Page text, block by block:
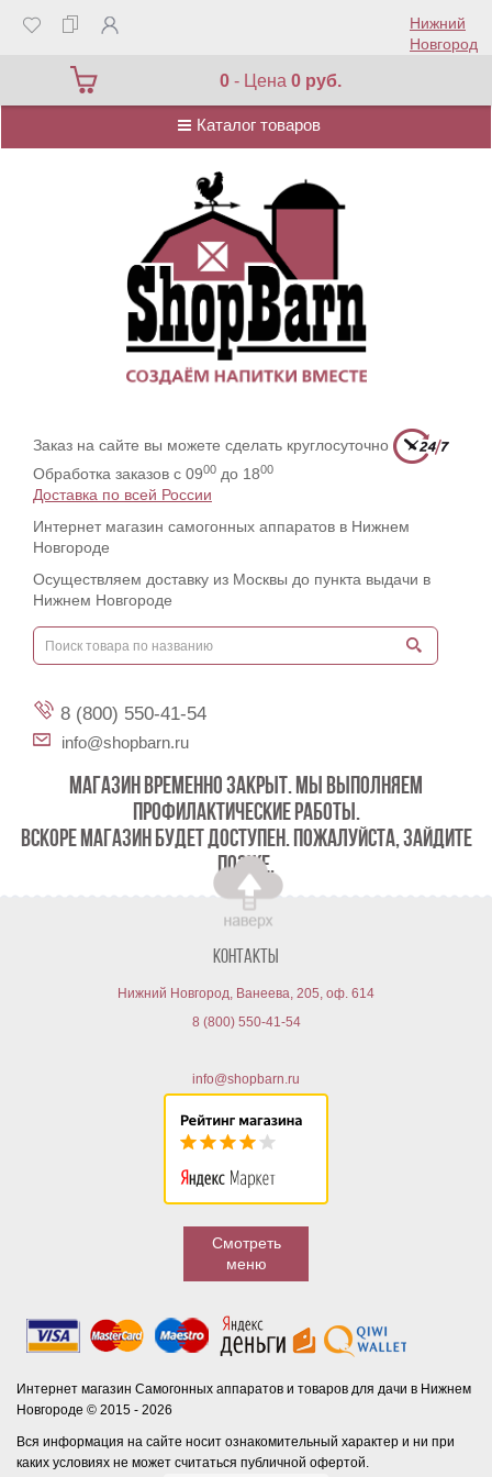
Нижний
Новгород
0 - Цена0 руб.
Каталог товаров
Каталог товаров
Заказ на сайте вы можете сделать круглосуточно
Обработка заказов с 0900 до 1800
Доставка по всей России
Интернет магазин самогонных аппаратов в Нижнем
Новгороде
Осуществляем доставку из Москвы до пункта выдачи в
Нижнем Новгороде
8 (800) 550-41-54
info@shopbarn.ru
МАГАЗИН ВРЕМЕННО ЗАКРЫТ. МЫ ВЫПОЛНЯЕМ
ПРОФИЛАКТИЧЕСКИЕ РАБОТЫ.
ВСКОРЕ МАГАЗИН БУДЕТ ДОСТУПЕН. ПОЖАЛУЙСТА, ЗАЙДИТЕ
ПОЗЖЕ.
Контакты
Нижний Новгород, Ванеева, 205, оф. 614
8 (800) 550-41-54
info@shopbarn.ru
Смотреть
меню
Интернет магазин Самогонных аппаратов и товаров для дачи в Нижнем
Новгороде © 2015 - 2026
Вся информация на сайте носит ознакомительный характер и ни при
каких условиях не может считаться публичной офертой.